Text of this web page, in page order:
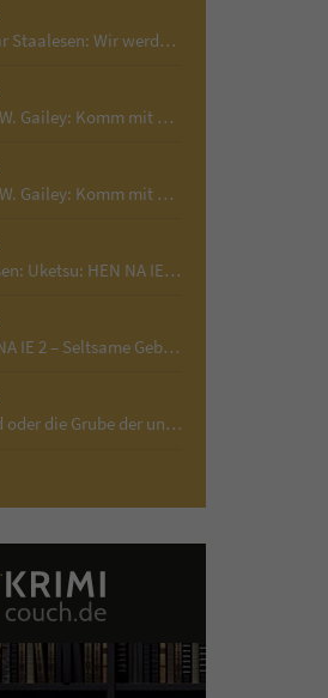
begonnen: Gunnar Staalesen: Wir werden Wind…
beendet: Samuel W. Gailey: Komm mit mir; Krimi,…
beendet: Samuel W. Gailey: Komm mit mir; Krimi,…
den Autor vergessen: Uketsu: HEN NA IE 2 –…
vorbestellt: HEN NA IE 2 – Seltsame Gebäude:…
… Chiemsee-Gold oder die Grube der unschuldigen…